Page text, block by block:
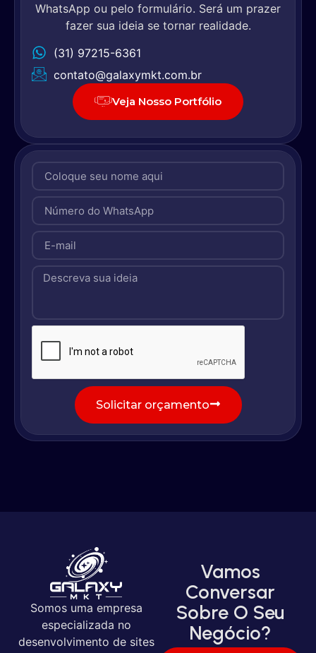
WhatsApp ou pelo formulário. Será um prazer
fazer sua ideia se tornar realidade.
(31) 97215-6361
contato@galaxymkt.com.br
Veja Nosso Portfólio
Solicitar orçamento
Somos uma empresa
especializada no
desenvolvimento de sites
Vamos
Conversar
Sobre O Seu
Negócio?